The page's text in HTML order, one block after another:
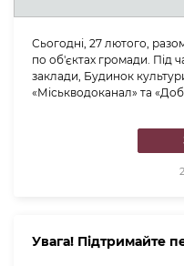
Сьогодні, 27 лютого,
по об'єктах громади. Під
заклади, Будинок
«Міськводоканал» та
Увага! Підтримайте